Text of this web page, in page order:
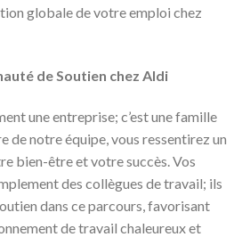
globale de votre emploi chez
de Soutien chez Aldi
une entreprise; c’est une famille
de notre équipe, vous ressentirez un
bien-être et votre succès. Vos
des collègues de travail; ils
dans ce parcours, favorisant
de travail chaleureux et